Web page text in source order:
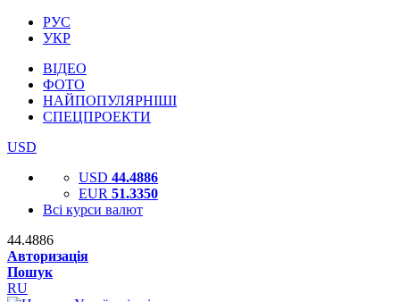
РУС
УКР
ВІДЕО
ФОТО
НАЙПОПУЛЯРНІШІ
СПЕЦПРОЕКТИ
USD
USD 44.4886
EUR 51.3350
Всі курси валют
44.4886
Авторизація
Пошук
RU